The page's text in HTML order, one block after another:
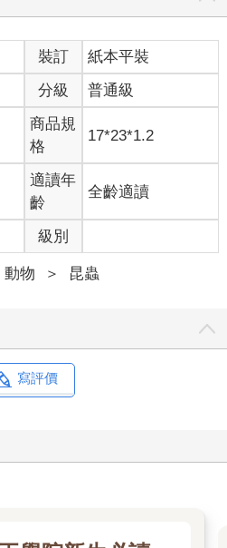
的是普通蚯蚓（Lumbricus
龍、土龍、曲蟮、蛐蟮、螼、
友，也是歐洲大部分地區最大型的
約九至三十公分，體型可能像鉛筆
，這樣的構造有助於身體在地道兩
理。把蚯蚓歸納成三大類很有用，
界線恐怕有點模糊。比方說，堆肥
蚓）有時會和其他表層的表棲類蚯
專家喜歡把中層蚯蚓獨立出來，按
們分成三群。
地分門別類，但蚯蚓的行為並不
），因此能在不同的環境中，展
如暗色阿波蚓（Aporrectodea
的暗色阿波蚓卻和普通蚯蚓一樣，
現得比較像深層蚯蚓。
）曾有一則調查，試圖查出
此不以為怪──有些棲地甚至會有高
裝訂
紙本平裝
分級 普通級
商品規
格
17*23*1.2
適讀年
齡
全齡適讀
級別
動物 ＞ 昆蟲
寫評價